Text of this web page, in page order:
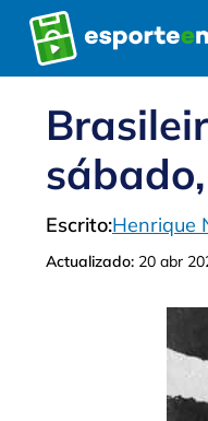
Pular
para
o
Escrito:Henrique
Actualizado: 20 abr